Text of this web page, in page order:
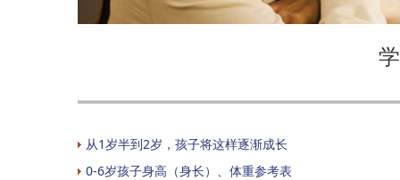
从1岁半到2岁，孩子将这样逐渐成长
0-6岁孩子身高（身长）、体重参考表